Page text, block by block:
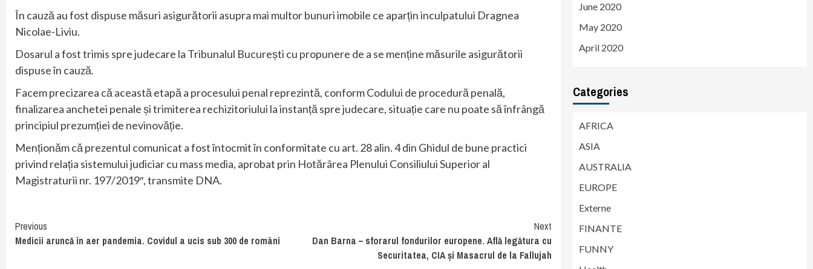
În cauză au fost dispuse măsuri asigurătorii asupra mai multor bunuri imobile ce aparțin inculpatului Dragnea
Nicolae-Liviu.
Dosarul a fost trimis spre judecare la Tribunalul București cu propunere de a se menține măsurile asigurătorii
dispuse în cauză.
Facem precizarea că această etapă a procesului penal reprezintă, conform Codului de procedură penală,
finalizarea anchetei penale și trimiterea rechizitoriului la instanță spre judecare, situație care nu poate să înfrângă
principiul prezumției de nevinovăție.
Menționăm că prezentul comunicat a fost întocmit în conformitate cu art. 28 alin. 4 din Ghidul de bune practici
privind relația sistemului judiciar cu mass media, aprobat prin Hotărârea Plenului Consiliului Superior al
Magistraturii nr. 197/2019″, transmite DNA.
Continue
Reading
Previous
Medicii aruncă în aer pandemia. Covidul a ucis sub 300 de români
Next
Dan Barna – sforarul fondurilor europene. Află legătura cu
Securitatea, CIA și Masacrul de la Fallujah
June 2020
May 2020
April 2020
Categories
AFRICA
ASIA
AUSTRALIA
EUROPE
Externe
FINANTE
FUNNY